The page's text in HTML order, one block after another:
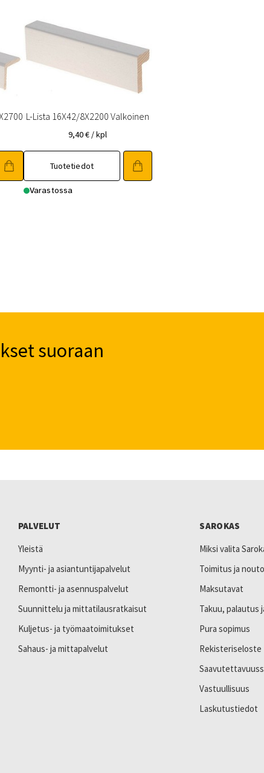
L-Lista 16X42/8X2200 Valkoinen
9,40€ / kpl
Tuotetiedot
Varastossa
suoraan
PALVELUT
Yleistä
Myynti- ja asiantuntijapalvelut
Remontti- ja asennuspalvelut
Suunnittelu ja mittatilausratkaisut
Kuljetus- ja työmaatoimitukset
Sahaus- ja mittapalvelut
SAROKAS
Miksi valita
Toimitus ja nouto
Maksutavat
Takuu, palautus
Pura sopimus
Rekisteriseloste
Vastuullisuus
Laskutustiedot